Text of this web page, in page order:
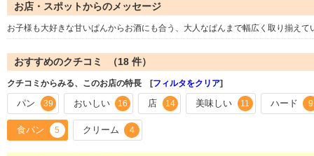
お店・スポットからのメッセージ
お子様も大好きな甘いぱんからお酒にも合う、大人なぱんまで幅広く取り揃え
おすすめのクチコミ （18 件）
クチコミからみる、このお店の特長 [フィルタをクリア]
パン 39 おいしい 16 店 14 美味しい 11 ハード 9
食パン 5 クリーム 4